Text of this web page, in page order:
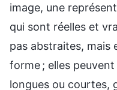
image, une
qui sont réelles et
pas abstraites, mais
forme ; elles
longues ou courtes,